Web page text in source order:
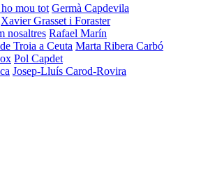
mou tot Germà Capdevila
Xavier Grasset i Foraster
nosaltres Rafael Marín
Troia a Ceuta Marta Ribera Carbó
Pol Capdet
Josep-Lluís Carod-Rovira